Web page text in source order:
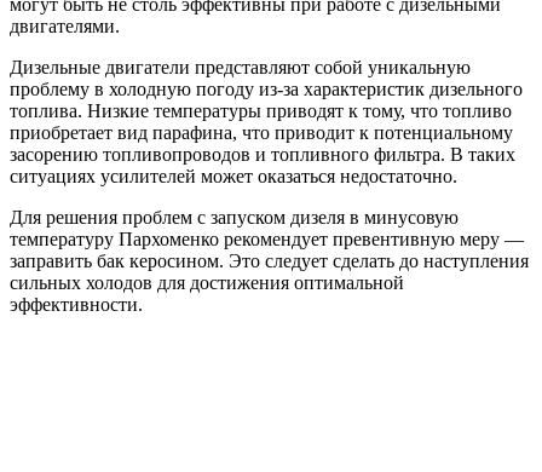
могут быть не столь эффективны при работе с дизельными
двигателями.
Дизельные двигатели представляют собой уникальную
проблему в холодную погоду из-за характеристик дизельного
топлива. Низкие температуры приводят к тому, что топливо
приобретает вид парафина, что приводит к потенциальному
засорению топливопроводов и топливного фильтра. В таких
ситуациях усилителей может оказаться недостаточно.
Для решения проблем с запуском дизеля в минусовую
температуру Пархоменко рекомендует превентивную меру —
заправить бак керосином. Это следует сделать до наступления
сильных холодов для достижения оптимальной
эффективности.